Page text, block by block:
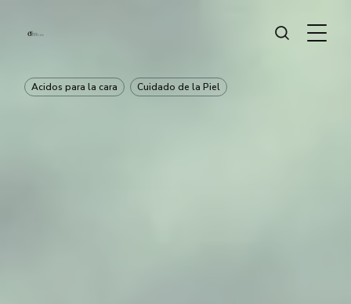
Acidos para la cara Cuidado de la Piel